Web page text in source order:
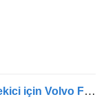
Volvo FH, FM, FMX-4 series (2013-) çekici için Volvo FH (01.12-) 84078848 amortisör